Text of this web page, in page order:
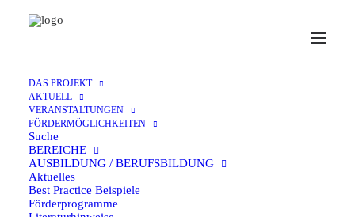
DAS PROJEKT
AKTUELL
VERANSTALTUNGEN
FÖRDERMÖGLICHKEITEN
Suche
BEREICHE
AUSBILDUNG / BERUFSBILDUNG
Aktuelles
Best Practice Beispiele
Förderprogramme
Rückblick Eurodesk-
Jahrestagung 2025 in Köln
22. MAI 2025 | INAKTUELLES